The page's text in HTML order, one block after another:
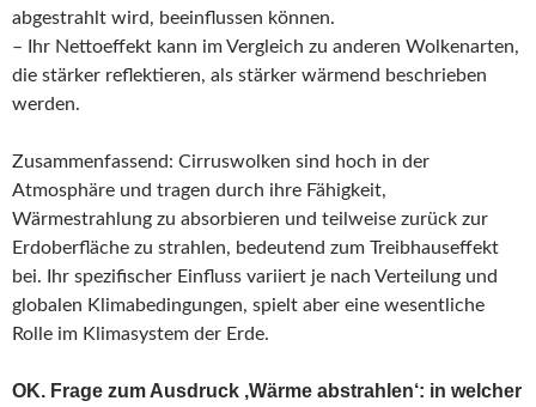
abgestrahlt wird, beeinflussen können.
– Ihr Nettoeffekt kann im Vergleich zu anderen Wolkenarten,
die stärker reflektieren, als stärker wärmend beschrieben
werden.
Zusammenfassend: Cirruswolken sind hoch in der
Atmosphäre und tragen durch ihre Fähigkeit,
Wärmestrahlung zu absorbieren und teilweise zurück zur
Erdoberfläche zu strahlen, bedeutend zum Treibhauseffekt
bei. Ihr spezifischer Einfluss variiert je nach Verteilung und
globalen Klimabedingungen, spielt aber eine wesentliche
Rolle im Klimasystem der Erde.
OK. Frage zum Ausdruck ‚Wärme abstrahlen‘: in welcher